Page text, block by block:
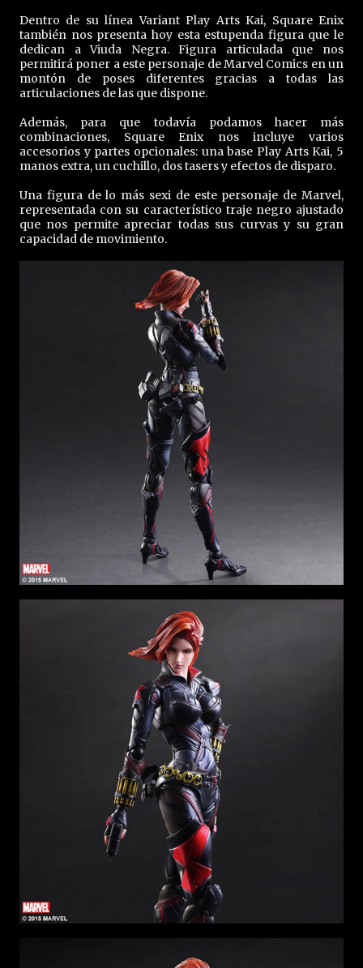
Dentro de su línea Variant Play Arts Kai, Square Enix
también nos presenta hoy esta estupenda figura que le
dedican a Viuda Negra. Figura articulada que nos
permitirá poner a este personaje de Marvel Comics en un
montón de poses diferentes gracias a todas las
articulaciones de las que dispone.
Además, para que todavía podamos hacer más
combinaciones, Square Enix nos incluye varios
accesorios y partes opcionales: una base Play Arts Kai, 5
manos extra, un cuchillo, dos tasers y efectos de disparo.
Una figura de lo más sexi de este personaje de Marvel,
representada con su característico traje negro ajustado
que nos permite apreciar todas sus curvas y su gran
capacidad de movimiento.